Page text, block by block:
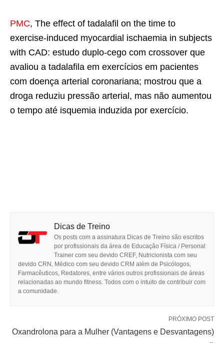
PMC, The effect of tadalafil on the time to
exercise-induced myocardial ischaemia in subjects
with CAD: estudo duplo-cego com crossover que
avaliou a tadalafila em exercícios em pacientes
com doença arterial coronariana; mostrou que a
droga reduziu pressão arterial, mas não aumentou
o tempo até isquemia induzida por exercício.
Dicas de Treino
Os posts com a assinatura Dicas de Treino são escritos
por profissionais da área de Educação Física / Personal
Trainer com seu devido CREF, Nutricionista com seu
devido CRN, Médico com seu devido CRM além de Psicólogos,
Farmacêuticos, Redatores, entre vários outros profissionais de áreas
relacionadas ao mundo fitness. Todos com o intuito de contribuir com
a comunidade.
PRÓXIMO POST
Oxandrolona para a Mulher (Vantagens e Desvantagens)